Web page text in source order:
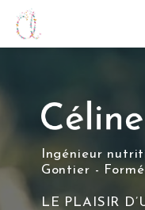
contenu
principal
Ingénieur
Gontier -
LE PLAISIR